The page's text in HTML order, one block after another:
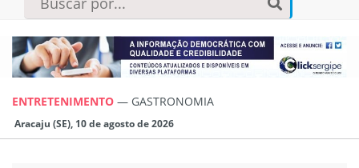
ENTRETENIMENTO — GASTRONOMIA
Aracaju (SE), 10 de agosto de 2026